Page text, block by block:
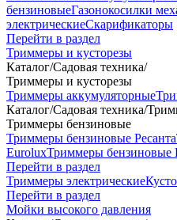
бензиновыеГазонокосилки
электрическиеСкарификаторы
Перейти в раздел
Триммеры и кусторезы
Каталог/Садовая техника/
Триммеры и кусторезы
Триммеры аккумуляторные
Каталог/Садовая техника/
Триммеры бензиновые
Триммеры бензиновые Ресанта
EuroluxТриммеры бензиновые
Перейти в раздел
Триммеры электрические
Перейти в раздел
Мойки высокого давления